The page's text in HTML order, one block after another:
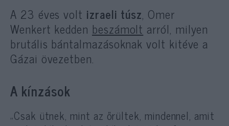
A 23 éves volt izraeli túsz, Omer
Wenkert kedden beszámolt arról, milyen
brutális bántalmazásoknak volt kitéve a
Gázai övezetben.
A kínzások
„Csak ütnek, mint az őrültek, mindennel, amit